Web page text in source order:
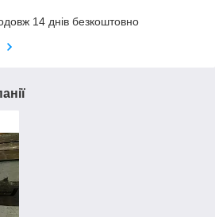
14 днів безкоштовно